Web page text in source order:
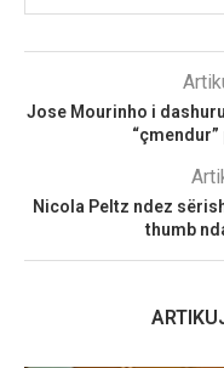
Jose Mourinho i
Nicola Peltz ndez
thumb